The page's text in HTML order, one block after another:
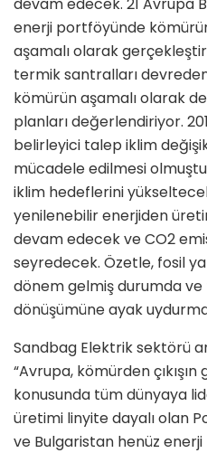
enerji portföyünde kömürün
aşamalı olarak
termik santralları
kömürün aşamalı olarak
planları değerlendiriyor.
belirleyici talep iklim
mücadele edilmesi
iklim hedeflerini
yenilenebilir enerjiden
devam edecek ve CO2
seyredecek. Özetle, fosil
dönem gelmiş durumda
dönüşümüne ayak
Sandbag Elektrik sektörü
“Avrupa, kömürden
konusunda tüm dünyaya
üretimi linyite dayalı olan
ve Bulgaristan henüz